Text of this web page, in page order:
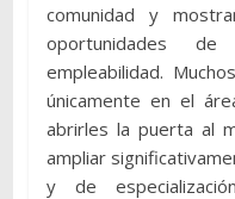
comunidad y
oportunidades
empleabilidad.
únicamente en el
abrirles la puerta al
ampliar
y de